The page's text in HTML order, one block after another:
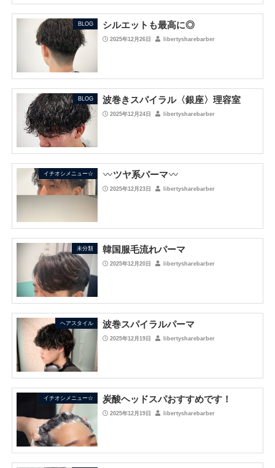
BLOG シルエットも最高に◎
2025年12月26日 libertysharebarber
BLOG 波巻きスパイラル〈銀座〉理容室
2025年12月24日 libertysharebarber
イチオシメニュー☆ ツヤ系パーマ
2025年12月23日 libertysharebarber
未分類 韓国服毛流れパーマ
2025年12月20日 libertysharebarber
ヘアスタイル 波巻スパイラルパーマ
2025年12月19日 libertysharebarber
イチオシメニュー☆ 炭酸ヘッドスパおすすめです！
2025年12月19日 libertysharebarber